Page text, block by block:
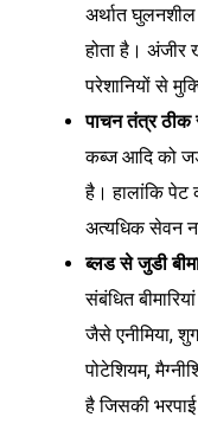
अर्थात
होता है।
परेशानियों से
पाचन तंत्र
कब्ज आदि को
है। हालांकि पेट
अत्यधिक सेवन
ब्लड से जुडी
संबंधित
जैसे एनीमिया,
पोटेशियम,
है जिसकी